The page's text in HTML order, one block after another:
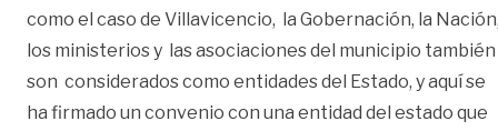
como el caso de Villavicencio, la Gobernación, la
los ministerios y las asociaciones del municipio también
son considerados como entidades del Estado, y aquí se
ha firmado un convenio con una entidad del estado que